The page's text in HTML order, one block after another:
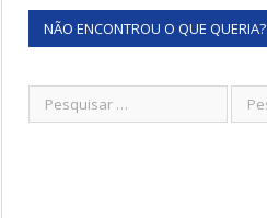
NÃO ENCONTROU O QUE QUERIA?